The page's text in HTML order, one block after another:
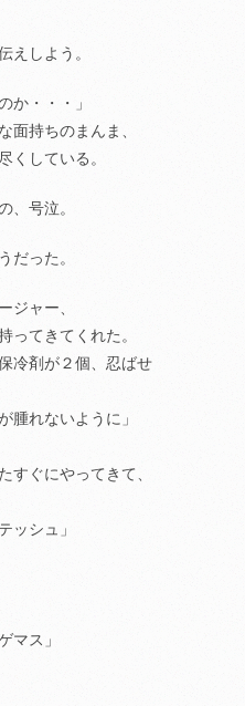
えしよう。
か・・・」
面持ちのまんま、
くしている。
、号泣。
だった。
ジャー、
ってきてくれた。
冷剤が２個、忍ばせ
腫れないように」
すぐにやってきて、
ッシュ」
マス」